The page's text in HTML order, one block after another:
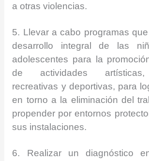
a otras violencias.
5. Llevar a cabo programas
desarrollo integral de las
adolescentes para la
de actividades artísticas,
recreativas y deportivas, para
en torno a la eliminación del
propender por entornos
sus instalaciones.
6. Realizar un diagnóstico